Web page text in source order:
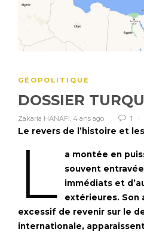
GÉOPOLITIQUE
DOSSIER
Zakaria HANAFI, 4 ans ago 1
Le revers de l’histoire et
L
a montée en
souvent
immédiats et
extérieures. Son
excessif de revenir sur le
internationale,